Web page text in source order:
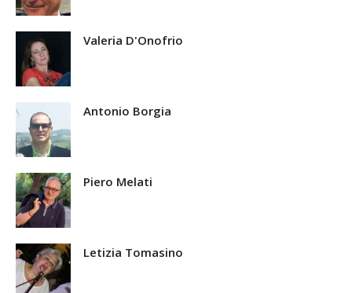
Valeria D'Onofrio
Antonio Borgia
Piero Melati
Letizia Tomasino